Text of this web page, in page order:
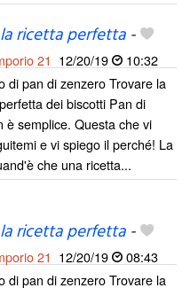
ricetta perfetta-
21 12/20/19
10:32
di pan di zenzero Trovare la
dei biscotti Pan di
è semplice. Questa che vi
e vi spiego il perché! La
che una ricetta...
ricetta perfetta-
21 12/20/19
08:43
di pan di zenzero Trovare la